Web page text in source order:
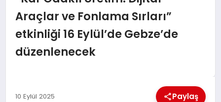
EĞITIM
EKONOMI
Araçlar ve Fonlama Sırları”
etkinliği 16 Eylül’de Gebze’de
düzenlenecek
10 Eylül 2025 Paylaş